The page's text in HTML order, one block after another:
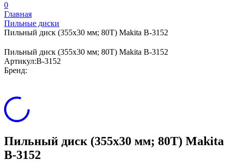
0
Главная
Пильные диски
Пильный диск (355х30 мм; 80Т) Makita B-3152
Пильный диск (355х30 мм; 80Т) Makita B-3152
Артикул:B-3152
Бренд:
Пильный диск (355х30 мм; 80Т) Makita
B-3152